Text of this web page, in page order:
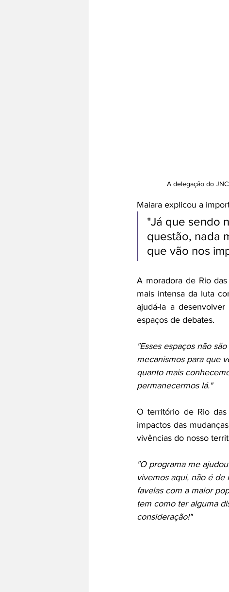
A delegação do
Maiara explicou a
"Já que sendo
questão, nada
que vão nos
A moradora de Rio
mais intensa da luta
ajudá-la a
espaços de debates.
"Esses espaços não
mecanismos para que
quanto mais
permanecermos lá."
O território de Rio
impactos das
vivências do nosso
"O programa me
vivemos aqui, não é de
favelas com a maior
tem como ter alguma
consideração!"